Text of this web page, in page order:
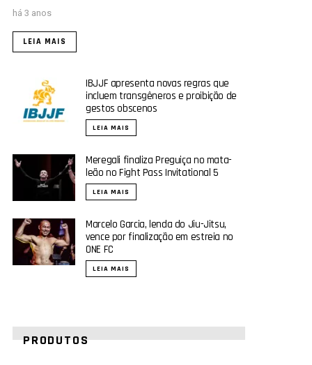
há 3 anos
LEIA MAIS
IBJJF apresenta novas regras que
incluem transgêneros e proibição de
gestos obscenos
LEIA MAIS
Meregali finaliza Preguiça no mata-
leão no Fight Pass Invitational 5
LEIA MAIS
Marcelo Garcia, lenda do Jiu-Jitsu,
vence por finalização em estreia no
ONE FC
LEIA MAIS
PRODUTOS